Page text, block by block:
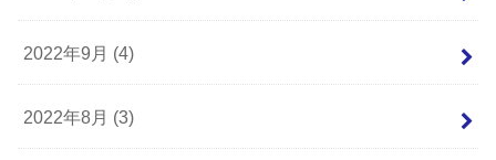
2022年9月 (4)
2022年8月 (3)